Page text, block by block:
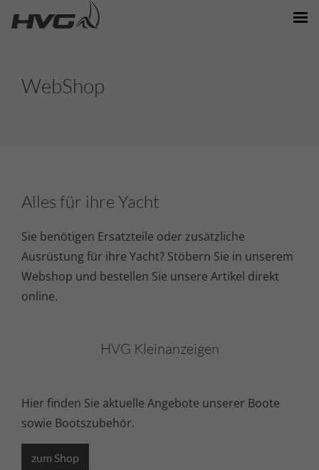
NEWS/EVENTS
WebShop
Alles für ihre Yacht
Sie benötigen Ersatzteile oder zusätzliche
Ausrüstung für ihre Yacht? Stöbern Sie in unserem
Webshop und bestellen Sie unsere Artikel direkt
online.
HVG Kleinanzeigen
Hier finden Sie aktuelle Angebote unserer Boote
sowie Bootszubehör.
zum Shop